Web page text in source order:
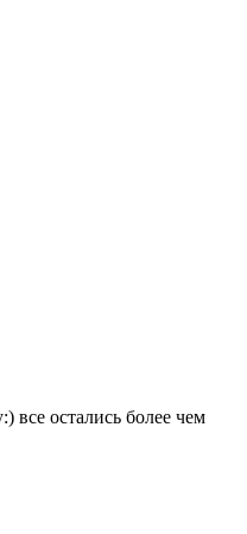
все остались более чем